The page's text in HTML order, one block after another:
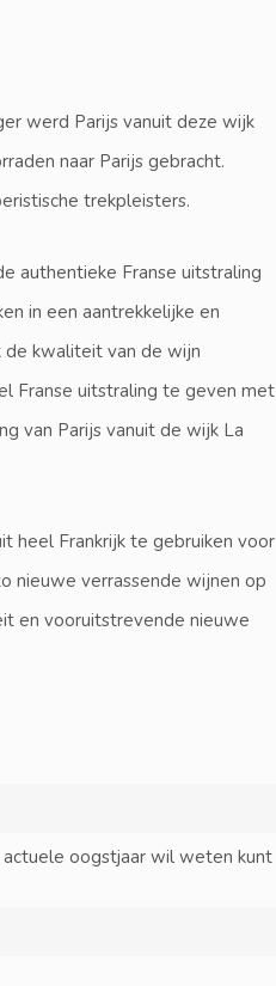
werd Parijs vanuit deze wijk
naar Parijs gebracht.
trekpleisters.
authentieke Franse uitstraling
in een aantrekkelijke en
de kwaliteit van de wijn
Franse uitstraling te geven met
van Parijs vanuit de wijk La
heel Frankrijk te gebruiken voor
nieuwe verrassende wijnen op
en vooruitstrevende nieuwe
oogstjaar wil weten kunt